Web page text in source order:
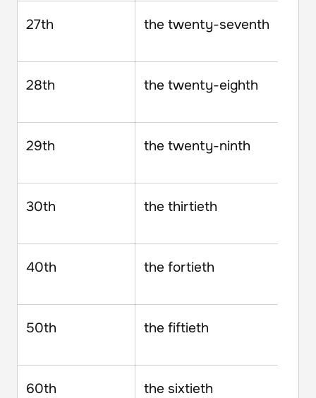
27th the twenty-seventh
28th the twenty-eighth
29th the twenty-ninth
30th the thirtieth
40th the fortieth
50th the fiftieth
60th the sixtieth